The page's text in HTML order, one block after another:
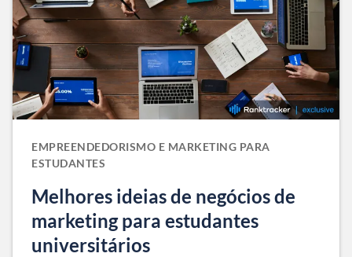
EMPREENDEDORISMO E MARKETING PARA
ESTUDANTES
Melhores ideias de negócios de
marketing para estudantes
universitários